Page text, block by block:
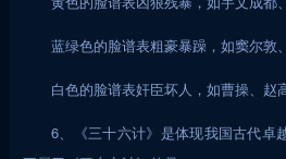
蓝绿色的脸谱表粗豪暴躁，如窦尔敦
白色的脸谱表奸臣坏人，如曹操、赵
6、《三十六计》是体现我国古代卓